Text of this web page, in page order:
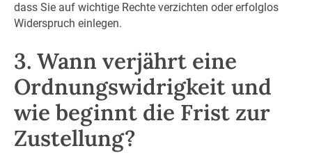
dass Sie auf wichtige Rechte verzichten oder erfolglos
Widerspruch einlegen.
3. Wann verjährt eine
Ordnungswidrigkeit und
wie beginnt die Frist zur
Zustellung?